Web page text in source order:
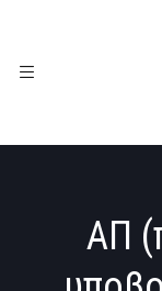
ΑΠ